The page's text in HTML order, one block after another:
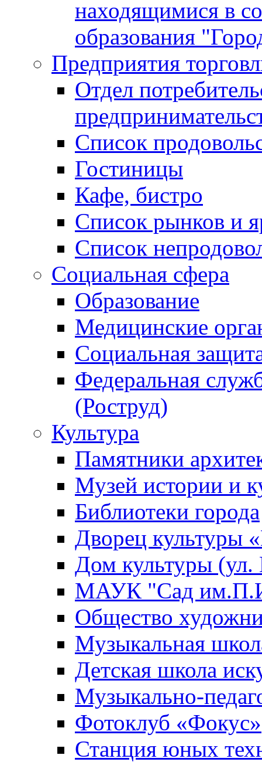
находящимися в
образования
Предприятия
Отдел
Список
Гостиницы
Кафе, бистро
Cписок рынков и
Список
Социальная сфера
Образование
Медицинские
Социальная
Федеральная
(Роструд)
Культура
Памятники
Музей истории и
Библиотеки города
Дворец культуры
Дом культуры (ул.
МАУК "Сад
Общество
Музыкальная
Детская школа
Музыкально-
Фотоклуб «Фокус»
Станция юных